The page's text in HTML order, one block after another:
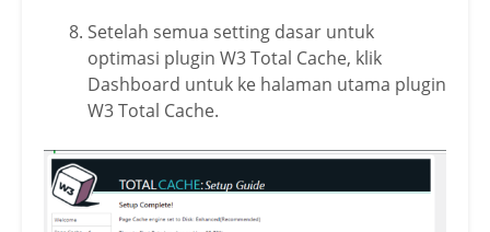
Setelah semua setting dasar untuk
optimasi plugin W3 Total Cache, klik
Dashboard untuk ke halaman utama plugin
W3 Total Cache.